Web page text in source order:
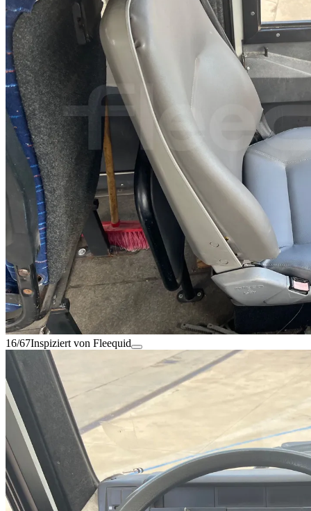
16/67Inspiziert von Fleequid